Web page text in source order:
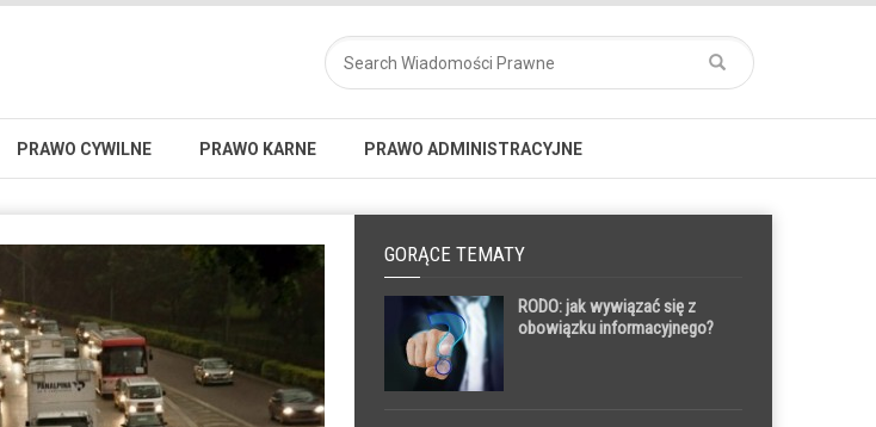
PRAWO CYWILNE PRAWO KARNE PRAWO ADMINISTRACYJNE
GORĄCE TEMATY
RODO: jak wywiązać się z
obowiązku informacyjnego?